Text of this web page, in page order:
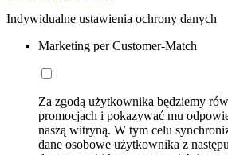
Indywidualne ustawienia ochrony danych
Marketing per Customer-Match
Za zgodą użytkownika będziemy
promocjach i pokazywać mu
naszą witryną. W tym celu
dane osobowe użytkownika z